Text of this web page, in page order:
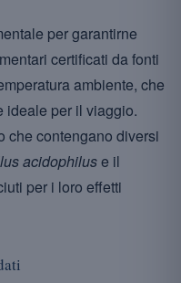
per garantirne
certificati da fonti
ambiente, che
ideale per il viaggio.
che contengano diversi
acidophiluse il
per i loro effetti